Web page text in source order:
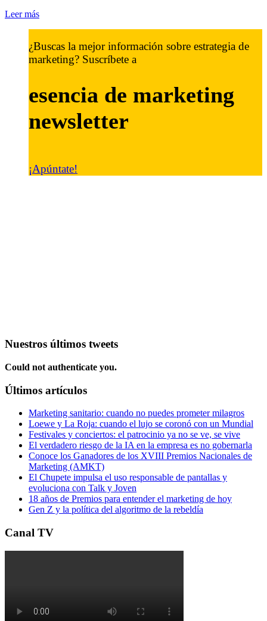
Leer más
¿Buscas la mejor información sobre estrategia de
marketing? Suscríbete a
esencia de marketing
newsletter
¡Apúntate!
Nuestros últimos tweets
Could not authenticate you.
Últimos artículos
Marketing sanitario: cuando no puedes prometer milagros
Loewe y La Roja: cuando el lujo se coronó con un Mundial
Festivales y conciertos: el patrocinio ya no se ve, se vive
El verdadero riesgo de la IA en la empresa es no gobernarla
Conoce los Ganadores de los XVIII Premios Nacionales de
Marketing (AMKT)
El Chupete impulsa el uso responsable de pantallas y
evoluciona con Talk y Joven
18 años de Premios para entender el marketing de hoy
Gen Z y la política del algoritmo de la rebeldía
Canal TV